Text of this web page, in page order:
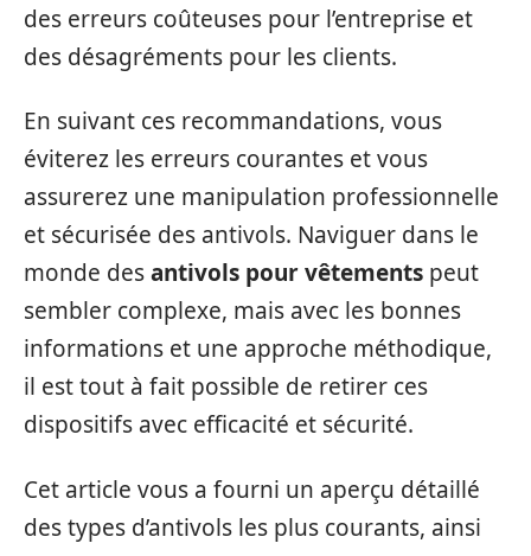
des erreurs coûteuses pour l’entreprise et
des désagréments pour les clients.
En suivant ces recommandations, vous
éviterez les erreurs courantes et vous
assurerez une manipulation professionnelle
et sécurisée des antivols. Naviguer dans le
monde desantivols pour vêtements peut
sembler complexe, mais avec les bonnes
informations et une approche méthodique,
il est tout à fait possible de retirer ces
dispositifs avec efficacité et sécurité.
Cet article vous a fourni un aperçu détaillé
des types d’antivols les plus courants, ainsi